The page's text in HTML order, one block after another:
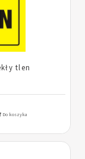
tlen
Do koszyka